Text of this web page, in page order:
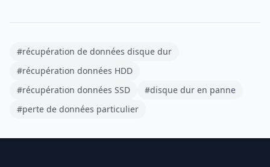
#récupération de données disque dur
#récupération données HDD
#récupération données SSD
#disque dur en panne
#perte de données particulier